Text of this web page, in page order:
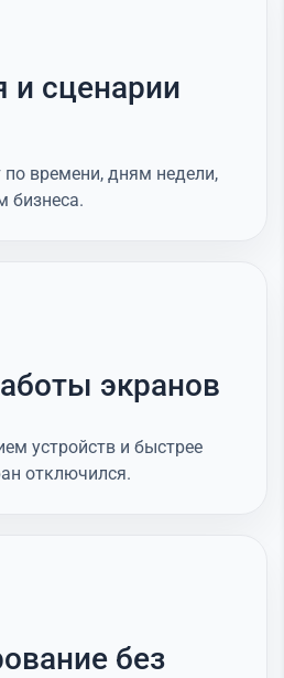
и сценарии
по времени, дням недели,
бизнеса.
экранов
устройств и быстрее
отключился.
без